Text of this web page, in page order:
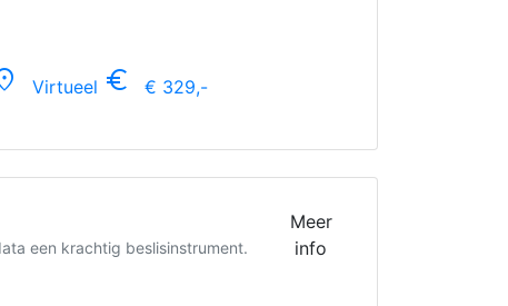
Virtueel euro_symbol
€ 329,-
een krachtig beslisinstrument.
Meer
info